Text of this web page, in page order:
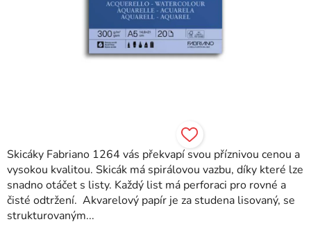
Skicáky Fabriano 1264 vás překvapí svou příznivou cenou a
vysokou kvalitou. Skicák má spirálovou vazbu, díky které lze
snadno otáčet s listy. Každý list má perforaci pro rovné a
čisté odtržení. Akvarelový papír je za studena lisovaný, se
strukturovaným...